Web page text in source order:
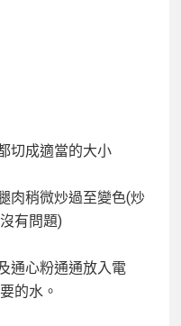
切成適當的大小
肉稍微炒過至變色(炒
有問題)
通心粉通通放入電
的水。